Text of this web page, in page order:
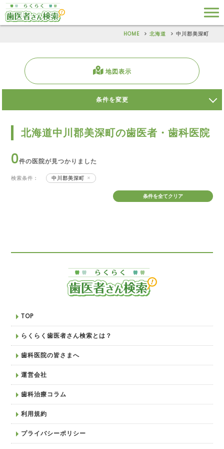
HOME 北海道 中川郡美深町
地図表示
条件を変更
北海道中川郡美深町の歯医者・歯科医院
0件の医院が見つかりました
検索条件： 中川郡美深町
条件を全てクリア
TOP
らくらく歯医者さん検索とは？
歯科医院の皆さまへ
運営会社
歯科治療コラム
利用規約
プライバシーポリシー